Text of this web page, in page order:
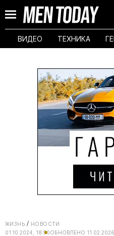
ВИДЕО ТЕХНИКА
ЖИЗНЬ
НОВОСТИ
01.10.2024, 18:50ОБНОВЛЕНО